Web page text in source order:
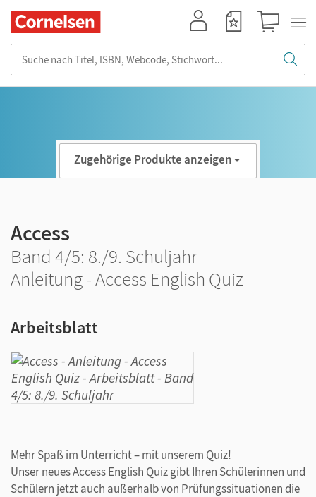
Zugehörige Produkte anzeigen
Access
Band 4/5: 8./9. Schuljahr
Anleitung - Access English Quiz
Arbeitsblatt
Mehr Spaß im Unterricht – mit unserem Quiz!
Unser neues Access English Quiz gibt Ihren Schülerinnen und
Schülern jetzt auch außerhalb von Prüfungssituationen die